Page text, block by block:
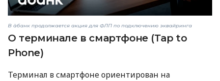
В àбанк продолжается акция для ФЛП по подключению эквайринга
О терминале в смартфоне (Tap to
Phone)
Терминал в смартфоне ориентирован на